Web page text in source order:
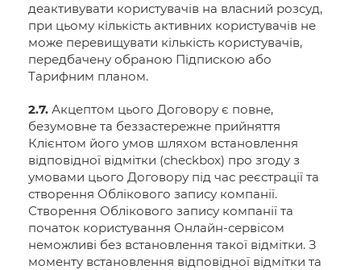
деактивувати користувачів на власний розсуд,
при цьому кількість активних користувачів не
може перевищувати кількість користувачів,
передбачену обраною Підпискою або
Тарифним планом.
2.7. Акцептом цього Договору є повне,
безумовне та беззастережне прийняття
Клієнтом його умов шляхом встановлення
відповідної відмітки (checkbox) про згоду з
умовами цього Договору під час реєстрації та
створення Облікового запису компанії.
Створення Облікового запису компанії та
початок користування Онлайн-сервісом
неможливі без встановлення такої відмітки. З
моменту встановлення відповідної відмітки та